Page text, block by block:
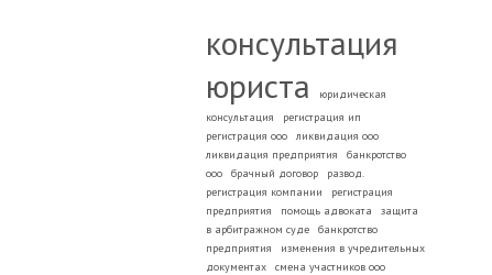
консультация
юриста
юридическая
консультация
регистрация ип
регистрация ооо
ликвидация ооо
ликвидация предприятия
банкротство
ооо
брачный договор
развод.
регистрация компании
регистрация
предприятия
помощь адвоката
защита
в арбитражном суде
банкротство
предприятия
изменения в учредительных
документах
смена участников ооо